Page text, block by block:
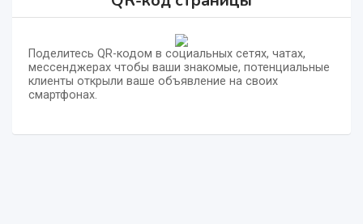
Поделитесь QR-кодом в социальных сетях, чатах,
мессенджерах чтобы ваши знакомые, потенциальные
клиенты открыли ваше объявление на своих
смартфонах.